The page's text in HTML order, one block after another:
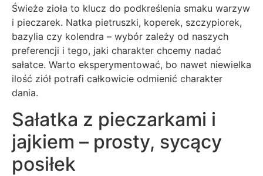
Świeże zioła to klucz do podkreślenia smaku warzyw
i pieczarek. Natka pietruszki, koperek, szczypiorek,
bazylia czy kolendra – wybór zależy od naszych
preferencji i tego, jaki charakter chcemy nadać
sałatce. Warto eksperymentować, bo nawet niewielka
ilość ziół potrafi całkowicie odmienić charakter
dania.
Sałatka z pieczarkami i
jajkiem – prosty, sycący
posiłek